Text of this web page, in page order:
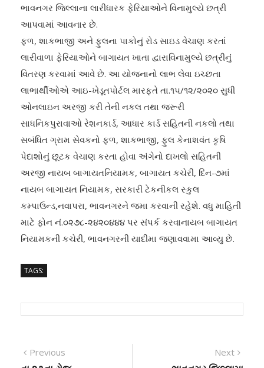
ભાવનગર જિલ્લાના લારીધારક ફેરિયાઓને વિનામુલ્યે છત્રી
આપવામાં આવનાર છે.
ફળ, શાકભાજી અને ફુલના પાકોનું રોડ સાઇડ વેચાણ કરતાં
લારીવાળા ફેરિયાઓને બાગાયત ખાતા દ્વારાવિનામુલ્યે છત્રીનું
વિતરણ કરવામાં આવે છે. આ યોજનાનો લાભ લેવા ઇચ્છતા
લાભાર્થીઓએ આઇ-ખેડૂતપોર્ટલ મારફતે તા.૧૫/૧૨/૨૦૨૦ સુધી
ઓનલાઇન અરજી કરી તેની નકલ તથા જરૂરી
સાધનિકપુરાવાઓ રેશનકાર્ડ, આધાર કાર્ડ સહિતની નકલો તથા
સબંધિત ગ્રામ સેવકનો ફળ, શાકભાજી, ફુલ કેનાશવંત કૃષિ
પેદાશોનું છૂટક વેચાણ કરતા હોવા અંગેનો દાખલો સહિતની
અરજી નાયબ બાગાયતનિયામક, બાગાયત કચેરી, દિન-૭માં
નાયબ બાગાયત નિયામક, સરકારી ટેકનીકલ સ્કુલ
કમ્પાઉન્ડ,નવાપરા, ભાવનગરને જમા કરવાની રહેશે. વધુ માહિતી
માટે ફોન નં.૦૨૭૮-૨૪૨૦૪૪૪ પર સંપર્ક કરવાનાયબ બાગાયત
નિયામકની કચેરી, ભાવનગરની યાદીમા જણાવવામા આવ્યુ છે.
TAGS:
Post
Previous Next